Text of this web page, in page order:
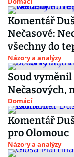
Komentář
Nečasové:
všechny do
Názory a analýzy
Soud
Nečasových,
Domácí
Komentář
pro Olomouc
Názory a analýzy